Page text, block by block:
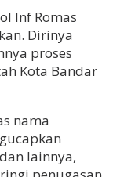
Inf Romas
Dirinya
proses
Kota Bandar
nama
lainnya,